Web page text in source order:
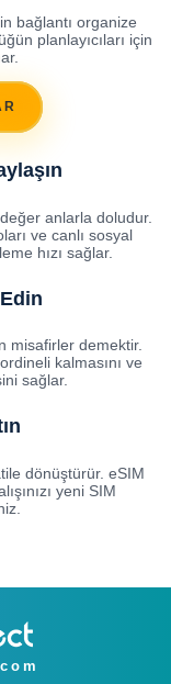
bağlantı organize
planlayıcıları için
anlarla doludur.
ve canlı sosyal
hızı sağlar.
misafirler demektir.
kalmasını ve
sağlar.
dönüştürür. eSIM
yeni SIM